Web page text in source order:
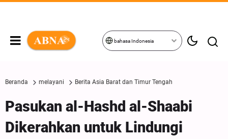
bahasa Indonesia
Beranda melayani Berita Asia Barat dan Timur Tengah
Pasukan al-Hashd al-Shaabi
Dikerahkan untuk Lindungi